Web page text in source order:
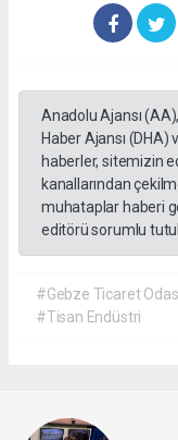
Anadolu Ajansı
Haber Ajansı
haberler, sitemizin
kanallarından
muhataplar haberi
editörü sorumlu
#Gebze Ticaret
#Tisan Endüstri